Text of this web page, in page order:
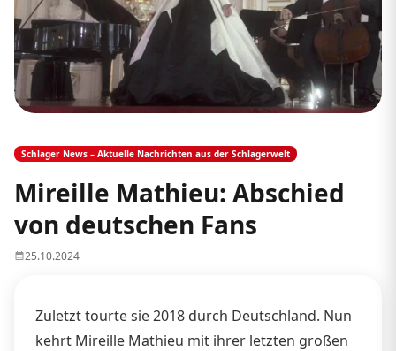
Schlager News – Aktuelle Nachrichten aus der Schlagerwelt
Mireille Mathieu: Abschied
von deutschen Fans
25.10.2024
Zuletzt tourte sie 2018 durch Deutschland. Nun
kehrt Mireille Mathieu mit ihrer letzten großen